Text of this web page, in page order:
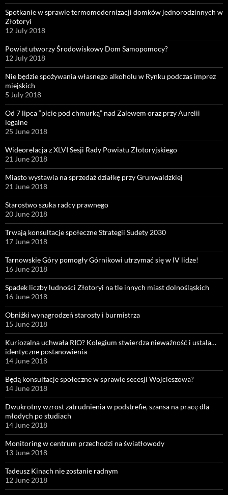
Spotkanie w sprawie termomodernizacji domków jednorodzinnych w
Złotoryi
12 July 2018
Powiat utworzy Środowiskowy Dom Samopomocy?
12 July 2018
Nie będzie spożywania własnego alkoholu w Rynku podczas imprez
miejskich
5 July 2018
Od 7 lipca “picie pod chmurką” nad Zalewem oraz przy Aurelii
legalne
25 June 2018
Wideorelacja z XLVI Sesji Rady Powiatu Złotoryjskiego
21 June 2018
Miasto wystawia na sprzedaż działkę przy Grunwaldzkiej
21 June 2018
Starostwo szuka radcy prawnego
20 June 2018
Trwają konsultacje społeczne Strategii Sudety 2030
17 June 2018
Tarnowskie Góry pomogły Górnikowi utrzymać się w IV lidze!
16 June 2018
Spadek liczby ludności Złotoryi na tle innych miast dolnośląskich
16 June 2018
Obniżki wynagrodzeń starosty i burmistrza
15 June 2018
Kuriozalna uchwała RIO? Kolegium stwierdza nieważność i ustala…
identyczne postanowienia
14 June 2018
Będą konsultacje społeczne w sprawie secesji Wojcieszowa?
14 June 2018
Dwukrotny wzrost zatrudnienia w podstrefie, szansa na pracę dla
młodych po studiach
14 June 2018
Monitoring w centrum przechodzi na światłowody
13 June 2018
Tadeusz Kinach nie zostanie radnym
12 June 2018